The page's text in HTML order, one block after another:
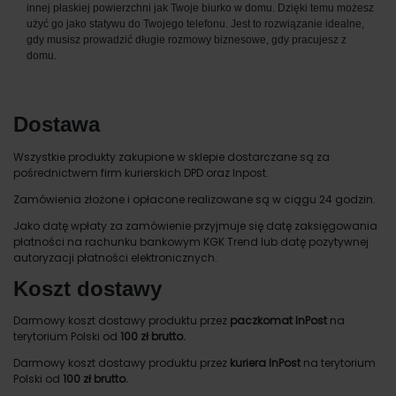
innej płaskiej powierzchni jak Twoje biurko w domu. Dzięki temu możesz
użyć go jako statywu do Twojego telefonu. Jest to rozwiązanie idealne,
gdy musisz prowadzić długie rozmowy biznesowe, gdy pracujesz z
domu.
Dostawa
Wszystkie produkty zakupione w sklepie dostarczane są za
pośrednictwem firm kurierskich DPD oraz Inpost.
Zamówienia złożone i opłacone realizowane są w ciągu 24 godzin.
Jako datę wpłaty za zamówienie przyjmuje się datę zaksięgowania
płatności na rachunku bankowym KGK Trend lub datę pozytywnej
autoryzacji płatności elektronicznych.
Koszt dostawy
Darmowy koszt dostawy produktu przez paczkomat InPost na
terytorium Polski od 100 zł brutto.
Darmowy koszt dostawy produktu przez kuriera InPost na terytorium
Polski od 100 zł brutto.